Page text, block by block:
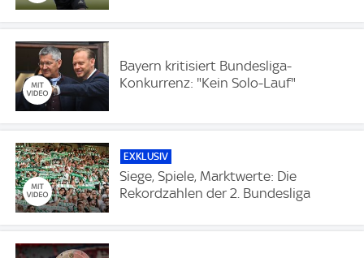
Bayern kritisiert Bundesliga-
Konkurrenz: "Kein Solo-Lauf"
EXKLUSIV
Siege, Spiele, Marktwerte: Die
Rekordzahlen der 2. Bundesliga